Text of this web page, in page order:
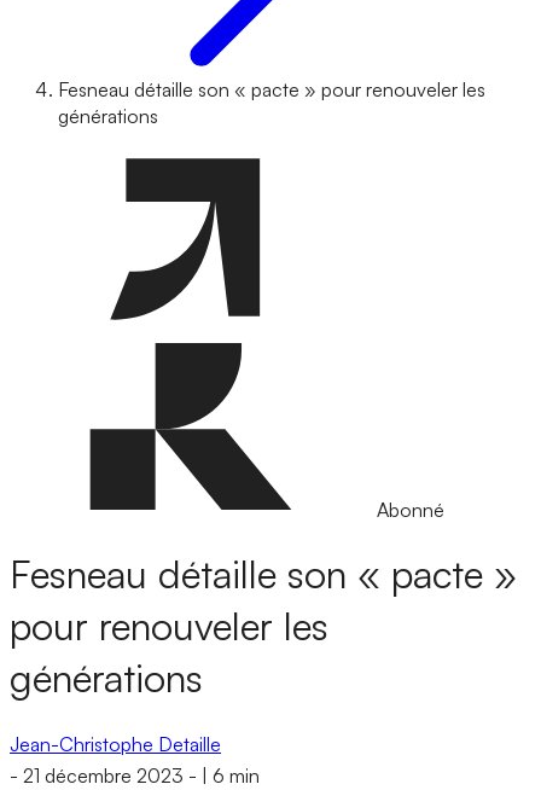
Fesneau détaille son « pacte » pour renouveler les
générations
Abonné
Fesneau détaille son « pacte »
pour renouveler les
générations
Jean-Christophe Detaille
- 21 décembre 2023 - 6 min